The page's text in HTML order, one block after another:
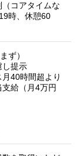
コアタイムな
時、休憩60
ず）
し提示
40時間超より
給（月4万円